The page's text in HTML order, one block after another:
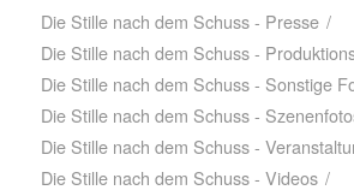
Die Stille nach dem Schuss - Presse /
Die Stille nach dem Schuss -
Die Stille nach dem Schuss - Sonstige
Die Stille nach dem Schuss -
Die Stille nach dem Schuss -
Die Stille nach dem Schuss - Videos /